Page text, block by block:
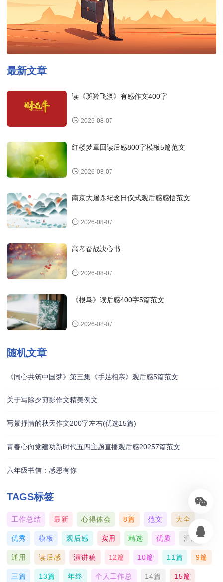
最新文章
读《斑羚飞渡》有感作文400字
2026-08-07
红楼梦章回读后感800字模板5篇范文
2026-08-07
南京大屠杀纪念日仪式观后感感悟范文
2026-08-07
高考奋战决心书
2026-08-07
《根鸟》读后感400字5篇范文
2026-08-07
随机文章
《同心共筑中国梦》第三集《手足相亲》观后感5篇范文
关于写除夕剪影作文精美例文
写景抒情的秋天作文200字左右(优选15篇)
青春心向党建功新时代五四主题直播观后感20257篇范文
六年级书信：感恩有你
TAGS标签
工作总结 最新 心得体会 8篇 范文 大全
优秀 模板 观后感 实用 精选 优质 汇总
通用 读后感 演讲稿 12篇 10篇 11篇 9篇
三篇 13篇 年终 个人工作总 14篇 15篇